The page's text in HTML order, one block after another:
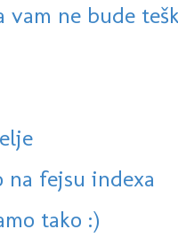
vam ne bude
na fejsu indexa
tako :)